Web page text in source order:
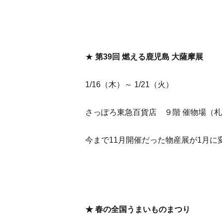
★ 第39回 燃える鹿児島 大薩摩展
1/16（木）～ 1/21（火）
さっぽろ東急百貨店 ９階 催物場（札
今まで11月開催だった物産展が1月に
★ 春の全国うまいものまつり